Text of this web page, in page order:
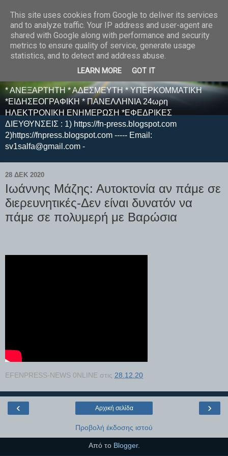
E F E N P R E S S -
ΗΛΕΚΤΡΟΝΙΚΗ
ΕΦΗΜΕΡΙΔΑ
* ΑΝΕΞΑΡΤΗΤΗ * ΑΔΕΣΜΕΥΤΗ * ΥΠΕΡΚΟΜΜΑΤΙΚΗ
*ΕΙΔΗΣΕΟΓΡΑΦΙΚΗ * ΠΑΝΕΛΛΗΝΙΑ 24ωρη
ΗΛΕΚΤΡΟΝΙΚΗ ΕΝΗΜΕΡΩΣΗ *ΕΦΕΔΡΙΚΕΣ
ΔΙΕΥΘΥΝΣΕΙΣ : 1) https://fn-press.blogspot.com
2)https://fnpress.blogspot.com ----- Email:
sv1salfa@gmail.com -
28 ΔΕΚ 2020
Ιωάννης Μάζης: Αυτοκτονία αν πάμε σε
διερευνητικές-Δεν είναι δυνατόν να
πάμε σε πολυμερή με Βαρώσια
EFENPRESS-NEWS 0NLINE στις 28.12.20
‹ ›
Αρχική σελίδα
Προβολή έκδοσης ιστού
Από το Blogger.
This site uses cookies from Google to deliver its services
and to analyze traffic. Your IP address and user-agent are
shared with Google along with performance and security
metrics to ensure quality of service, generate usage
statistics, and to detect and address abuse.
LEARN MORE GOT IT